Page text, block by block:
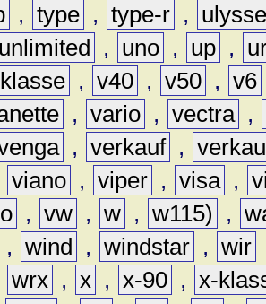
, type , type-r ,
unlimited , uno , up ,
, v40 , v50 , v6
, vario , vectra ,
, verkauf ,
viano , viper , visa ,
, vw , w , w115) ,
, wind , windstar , wir
wrx , x , x-90 , x-